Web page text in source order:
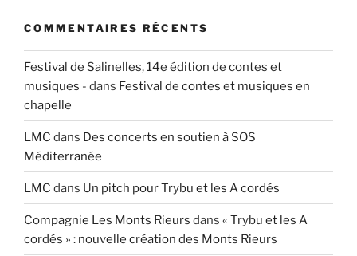
COMMENTAIRES RÉCENTS
Festival de Salinelles, 14e édition de contes et
musiques - dans Festival de contes et musiques en
chapelle
LMC dans Des concerts en soutien à SOS
Méditerranée
LMC dans Un pitch pour Trybu et les A cordés
Compagnie Les Monts Rieurs dans « Trybu et les A
cordés » : nouvelle création des Monts Rieurs